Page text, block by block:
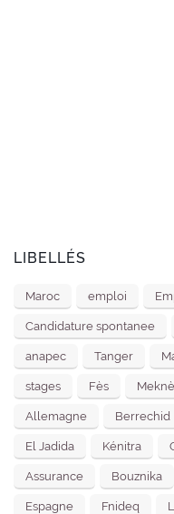
LIBELLÉS
Maroc emploi
Candidature spontanee
anapec Tanger
stages Fès
Allemagne Berrechid
El Jadida Kénitra
Assurance Bouznika
Espagne Fnideq